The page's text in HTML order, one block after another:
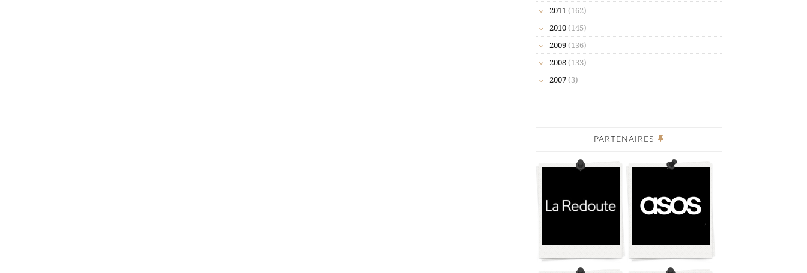
2011 (162)
2010 (145)
2009 (136)
2008 (133)
2007 (3)
PARTENAIRES